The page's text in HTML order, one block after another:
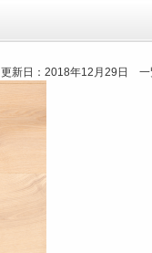
更新日：2018年12月29日 一